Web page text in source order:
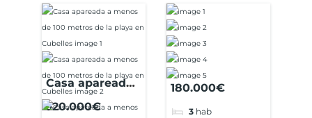
Casa apareada
a menos de 100
320.000€
180.000€
3 hab